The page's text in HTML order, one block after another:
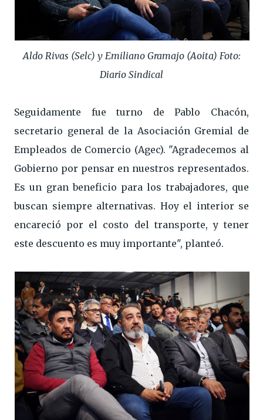
Aldo Rivas (Selc) y Emiliano Gramajo (Aoita) Foto:
Diario Sindical
Seguidamente fue turno de Pablo Chacón,
secretario general de la Asociación Gremial de
Empleados de Comercio (Agec). "Agradecemos al
Gobierno por pensar en nuestros representados.
Es un gran beneficio para los trabajadores, que
buscan siempre alternativas. Hoy el interior se
encareció por el costo del transporte, y tener
este descuento es muy importante", planteó.